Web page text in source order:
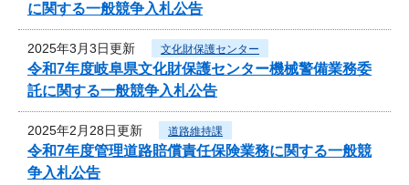
に関する一般競争入札公告
2025年3月3日更新 文化財保護センター
令和7年度岐阜県文化財保護センター機械警備業務委
託に関する一般競争入札公告
2025年2月28日更新 道路維持課
令和7年度管理道路賠償責任保険業務に関する一般競
争入札公告